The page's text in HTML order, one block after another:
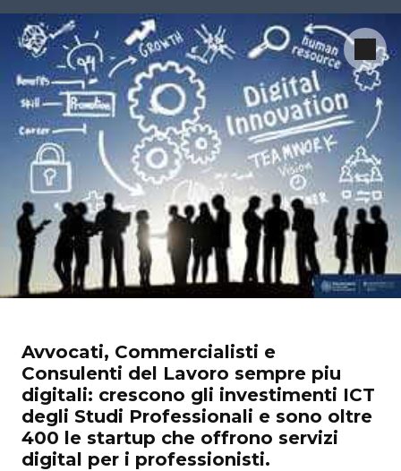
Avvocati, Commercialisti e
Consulenti del Lavoro sempre piu
digitali: crescono gli investimenti ICT
degli Studi Professionali e sono oltre
400 le startup che offrono servizi
digital per i professionisti.